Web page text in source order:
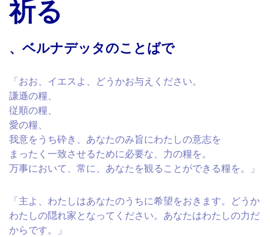
祈る
、ベルナデッタのことばで
「おお、イエスよ、どうかお与えください。
謙遜の糧、
従順の糧、
愛の糧、
我意をうち砕き、あなたのみ旨にわたしの意志を
まったく一致させるために必要な、力の糧を。
万事において、常に、あなたを観ることができる糧を。」
「主よ、わたしはあなたのうちに希望をおきます。どうか
わたしの隠れ家となってください。あなたはわたしの力だ
からです。」